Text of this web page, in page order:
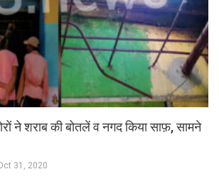
ने शराब की बोतलें व नगद किया साफ़, सामने
31, 2020